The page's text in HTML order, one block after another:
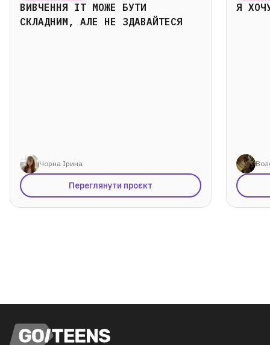
ВИВЧЕННЯ ІТ МОЖЕ БУТИ
СКЛАДНИМ, АЛЕ НЕ ЗДАВАЙТЕСЯ
Чорна Ірина
Переглянути проєкт
Я